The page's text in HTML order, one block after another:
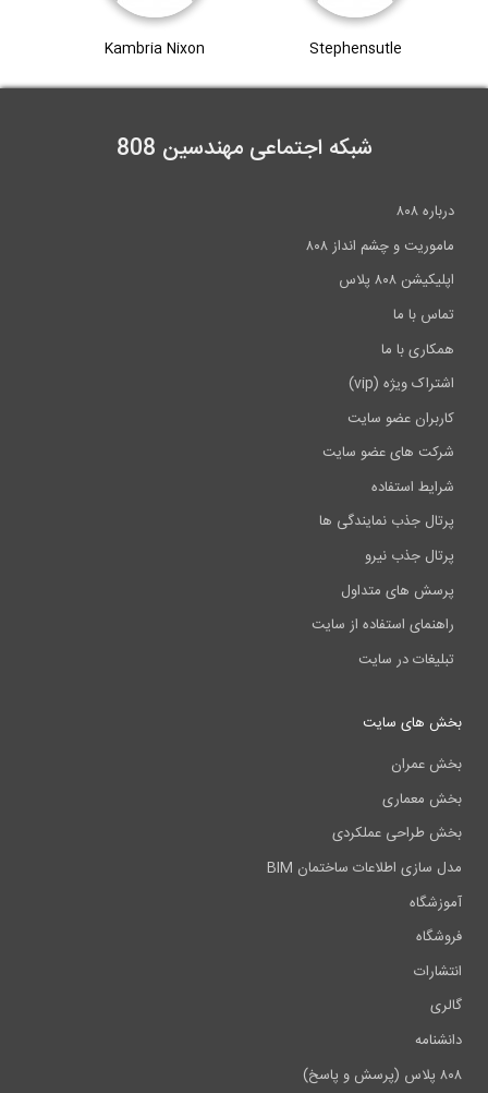
Stephensutle
Kambria Nixon
شبکه اجتماعی مهندسین 808
درباره ۸۰۸
ماموریت و چشم انداز ۸۰۸
اپلیکیشن ۸۰۸ پلاس
تماس با ما
همکاری با ما
اشتراک ویژه (vip)
کاربران عضو سایت
شرکت های عضو سایت
شرایط استفاده
پرتال جذب نمایندگی ها
پرتال جذب نیرو
پرسش های متداول
راهنمای استفاده از سایت
تبلیغات در سایت
بخش های سایت
بخش عمران
بخش معماری
بخش طراحی عملکردی
مدل سازی اطلاعات ساختمان BIM
آموزشگاه
فروشگاه
انتشارات
گالری
دانشنامه
۸۰۸ پلاس (پرسش و پاسخ)